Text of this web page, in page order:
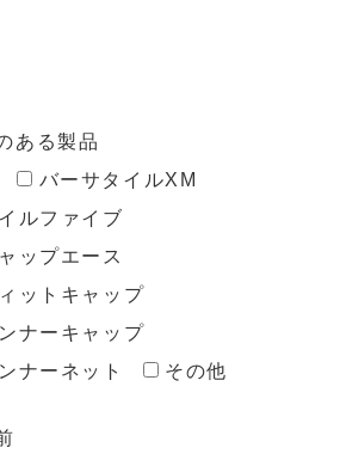
ある製品
バーサタイルXM
ルファイブ
ップエース
ットキャップ
ナーキャップ
ナーネット
その他